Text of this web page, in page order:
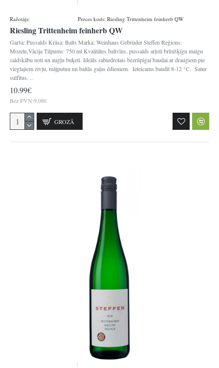
Ražotājs: Preces kods: Riesling Trittenheim feinherb QW
Riesling Trittenheim feinherb QW
Garša: Pussalds Krāsa: Balts Marka: Weinhaus Gebrüder Steffen Reģions:
Mozele,Vācija Tilpums: 750 ml Kvalitātes baltvīns, pussalds arļoti brīnišķīgu maigu
saldskābu noti un augļu buķeti. Ideāls sabiedrotais bezrūpīgai baudai ar draugiem pie
vieglajiem zivju, mājputnu un baltās gaļas ēdieniem. Ieteicams baudīt 8-12 °C. Satur
sulfītus. ..
10.99€
Bez PVN:9.08€
GROZĀ